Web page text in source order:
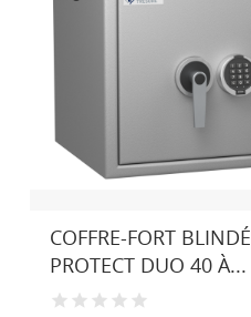
COFFRE-FORT BLINDÉ
PROTECT DUO 40 À...